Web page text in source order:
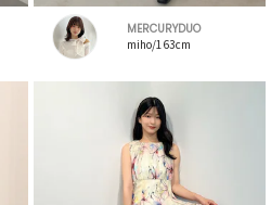
MERCURYDUO
miho/163cm